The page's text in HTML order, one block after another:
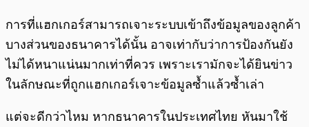
การที่แฮกเกอร์สามารถเจาะระบบเข้าถึงข้อมูลของลูกค้า
บางส่วนของธนาคารได้นั้น อาจเท่ากับว่าการป้องกันยัง
ไม่ได้หนาแน่นมากเท่าที่ควร เพราะเรามักจะได้ยินข่าว
ในลักษณะที่ถูกแฮกเกอร์เจาะข้อมูลซ้ำแล้วซ้ำเล่า
แต่จะดีกว่าไหม หากธนาคารในประเทศไทย หันมาใช้